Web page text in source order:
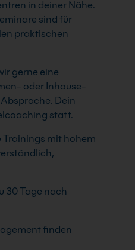
in deiner Nähe.
sind für
praktischen
gerne eine
oder Inhouse-
Dein
statt.
mit hohem
30 Tage nach
finden